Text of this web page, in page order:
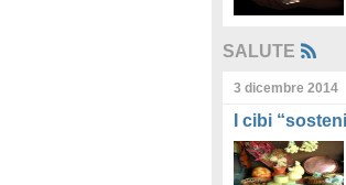
SALUTE
3 dicembre 2014
I cibi